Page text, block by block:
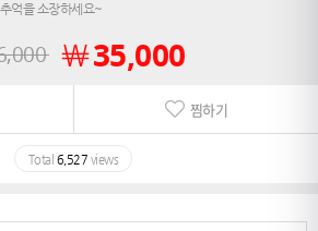
억을 소장하세요~
￦35,000
찜하기
Total 6,527 views